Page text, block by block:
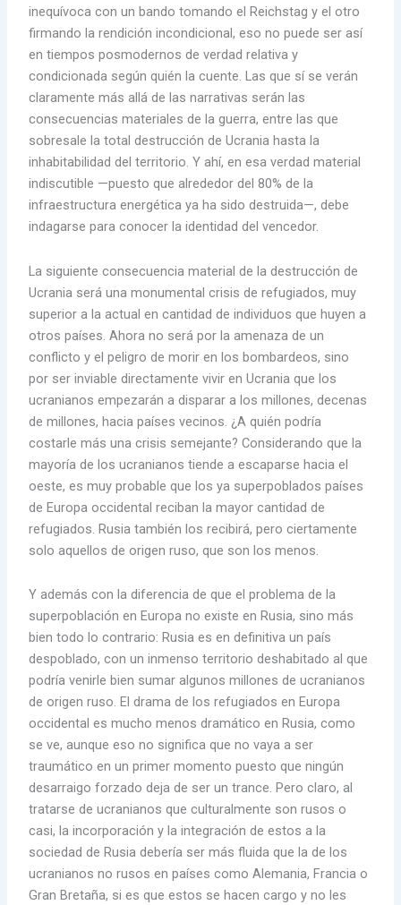
inequívoca con un bando tomando el Reichstag y el otro
firmando la rendición incondicional, eso no puede ser así
en tiempos posmodernos de verdad relativa y
condicionada según quién la cuente. Las que sí se verán
claramente más allá de las narrativas serán las
consecuencias materiales de la guerra, entre las que
sobresale la total destrucción de Ucrania hasta la
inhabitabilidad del territorio. Y ahí, en esa verdad material
indiscutible —puesto que alrededor del 80% de la
infraestructura energética ya ha sido destruida—, debe
indagarse para conocer la identidad del vencedor.
La siguiente consecuencia material de la destrucción de
Ucrania será una monumental crisis de refugiados, muy
superior a la actual en cantidad de individuos que huyen a
otros países. Ahora no será por la amenaza de un
conflicto y el peligro de morir en los bombardeos, sino
por ser inviable directamente vivir en Ucrania que los
ucranianos empezarán a disparar a los millones, decenas
de millones, hacia países vecinos. ¿A quién podría
costarle más una crisis semejante? Considerando que la
mayoría de los ucranianos tiende a escaparse hacia el
oeste, es muy probable que los ya superpoblados países
de Europa occidental reciban la mayor cantidad de
refugiados. Rusia también los recibirá, pero ciertamente
solo aquellos de origen ruso, que son los menos.
Y además con la diferencia de que el problema de la
superpoblación en Europa no existe en Rusia, sino más
bien todo lo contrario: Rusia es en definitiva un país
despoblado, con un inmenso territorio deshabitado al que
podría venirle bien sumar algunos millones de ucranianos
de origen ruso. El drama de los refugiados en Europa
occidental es mucho menos dramático en Rusia, como
se ve, aunque eso no significa que no vaya a ser
traumático en un primer momento puesto que ningún
desarraigo forzado deja de ser un trance. Pero claro, al
tratarse de ucranianos que culturalmente son rusos o
casi, la incorporación y la integración de estos a la
sociedad de Rusia debería ser más fluida que la de los
ucranianos no rusos en países como Alemania, Francia o
Gran Bretaña, si es que estos se hacen cargo y no les